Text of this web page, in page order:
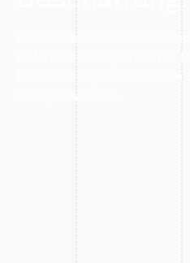
Erschließen Sie
Lieferantentransparenz mit
Ihre Beratung und sehen Sie
wenigen Wochen.